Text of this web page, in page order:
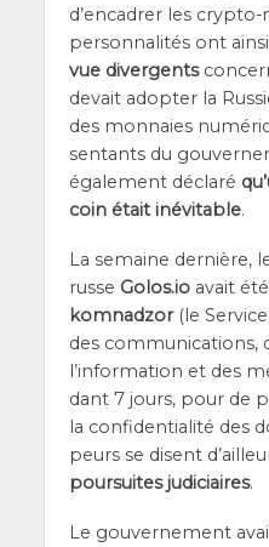
d’en­ca­drer les
per­son­na­li­tés ont
vue diver­gents
devait adop­ter la
des mon­naies
sen­tants du
éga­le­ment décla­ré
coin était inévi­table.
La semaine der­nière,
russe Golos.ioavait
kom­nad­zor (le
des com­mu­ni­ca­tions,
l’in­for­ma­tion et des
dant 7 jours, pour de
la confi­den­tia­li­té des
peurs se disent
pour­suites judi­ciaires.
Le gou­ver­ne­ment